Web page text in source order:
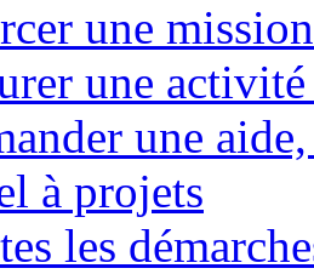
une mission
une
une
à projets
les